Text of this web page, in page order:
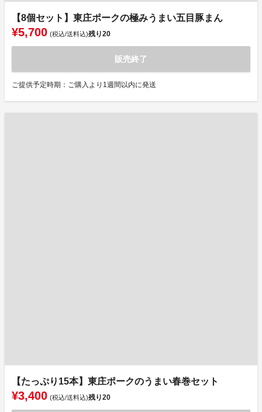
【8個セット】東庄ポークの極みうまい五目豚まん
¥5,700 (税込/送料込)残り20
販売終了
ご提供予定時期：ご購入より1週間以内に発送
【たっぷり15本】東庄ポークのうまい春巻セット
¥3,400 (税込/送料込)残り20